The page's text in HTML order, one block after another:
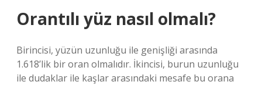
Orantılı yüz nasıl olmalı?
Birincisi, yüzün uzunluğu ile genişliği arasında
1.618’lik bir oran olmalıdır. İkincisi, burun uzunluğu
ile dudaklar ile kaşlar arasındaki mesafe bu orana